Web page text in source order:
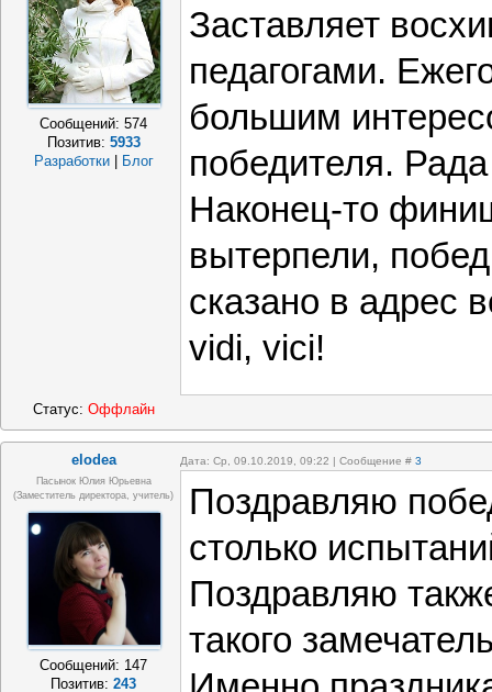
Сообщений:574
Позитив: 5933
Разработки
Блог
Заставляет
педагогами.
большим
победителя.
Наконец-то
вытерпели,
сказано в адрес
vidi, vici!
Статус: Оффлайн
elodea Дата: Ср, 09.10.2019, 09:22 | Сообщение # 3
Пасынок Юлия Юрьевна
(заместитель директора, учитель)
Сообщений: 147
Позитив:243
Поздравляю
столько
Поздравляю
такого